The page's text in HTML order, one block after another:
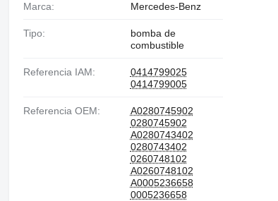
Marca: Mercedes-Benz
Tipo:
bomba de
combustible
Referencia IAM:
0414799025
0414799005
Referencia OEM:
A0280745902
0280745902
A0280743402
0280743402
0260748102
A0260748102
A0005236658
0005236658